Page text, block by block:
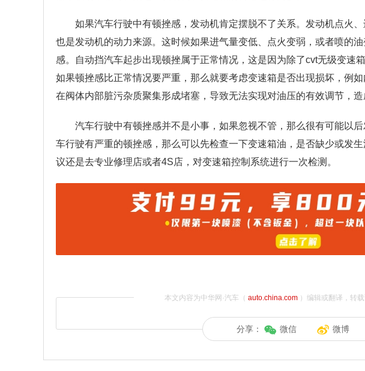
如果汽车行驶中有顿挫感，发动机肯定摆脱不了关系。发动机点火
也是发动机的动力来源。这时候如果进气量变低、点火变弱，或者喷的
感。自动挡汽车起步出现顿挫属于正常情况，这是因为除了cvt无级变速
如果顿挫感比正常情况要严重，那么就要考虑变速箱是否出现损坏，例
在阀体内部脏污杂质聚集形成堵塞，导致无法实现对油压的有效调节，造
汽车行驶中有顿挫感并不是小事，如果忽视不管，那么很有可能以
车行驶有严重的顿挫感，那么可以先检查一下变速箱油，是否缺少或发
议还是去专业修理店或者4S店，对变速箱控制系统进行一次检测。
本文内容为中华网·汽车（ auto.china.com）编辑或翻译，转载
分享： 微信 微博